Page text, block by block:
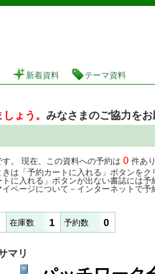
館 蔵書検索・予約システム
新着資料 テーマ資料
ょう。 みなさまのご協力をお
。 現在、この資料への予約は 0 件あ
きは「予約カートに入れる」ボタンを
トに入れる」ボタンが出ない書誌には予
ページについて－インターネットで予
在庫数 1 予約数 0
マリ